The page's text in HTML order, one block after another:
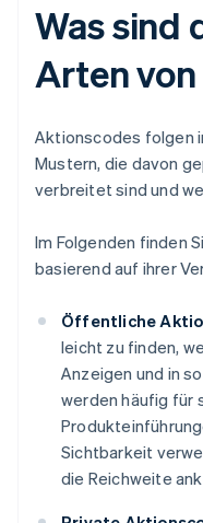
Was sind
Arten
Aktionscodes folgen
Mustern, die davon
verbreitet sind und
Im Folgenden finden
basierend auf ihrer
Öffentliche
leicht zu finden,
Anzeigen und in
werden häufig für
Sichtbarkeit
die Reichweite